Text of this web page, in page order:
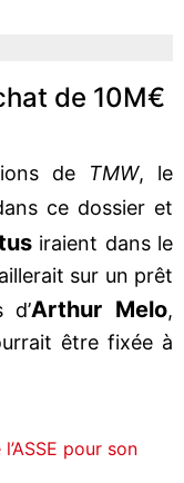
de 10M€
de TMW, le
ce dossier et
iraient dans le
sur un prêt
d’Arthur Melo,
être fixée à
pour son